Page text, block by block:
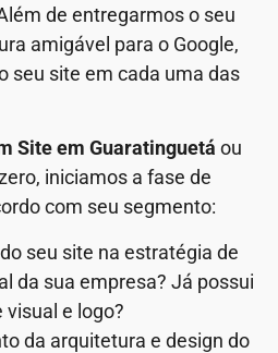
de entregarmos o seu
amigável para o Google,
seu site em cada uma das
Site em Guaratinguetá ou
iniciamos a fase de
com seu segmento:
seu site na estratégia de
da sua empresa? Já possui
e logo?
da arquitetura e design do